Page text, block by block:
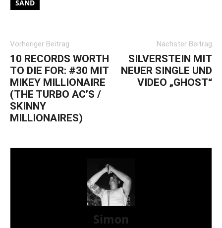
SAND
Vorheriger Beitrag
10 RECORDS WORTH
TO DIE FOR: #30 MIT
MIKEY MILLIONAIRE
(THE TURBO AC’S /
SKINNY
MILLIONAIRES)
Nächster Beitrag
SILVERSTEIN MIT
NEUER SINGLE UND
VIDEO „GHOST“
Simon